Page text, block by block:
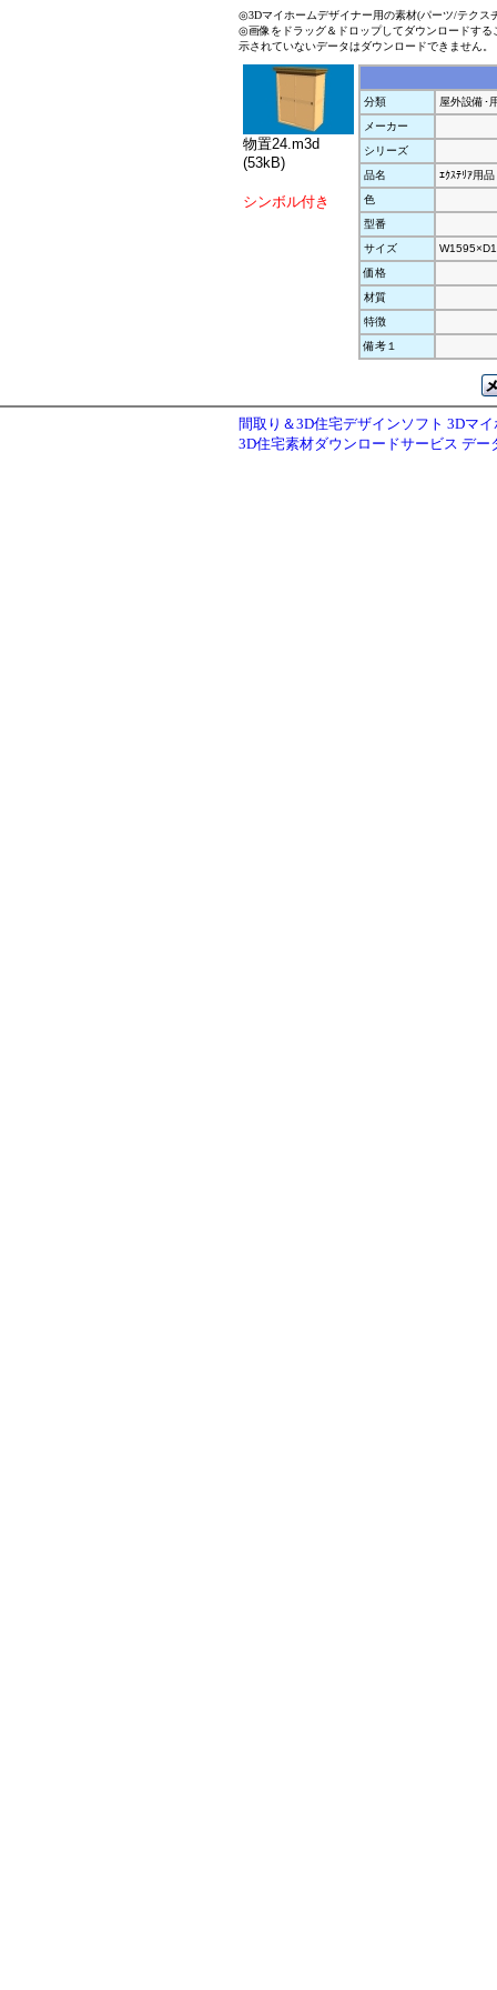
◎3Dマイホームデザイナー用の素材(パーツ/テクス
◎画像をドラッグ＆ドロップしてダウンロードす
示されていないデータはダウンロードできません。
物置24.m3d
(53kB)
シンボル付き
分類
屋外設備･
メーカー
シリーズ
品名
ｴｸｽﾃﾘｱ用品
色
型番
サイズ
価格
材質
特徴
備考１
間取り＆3D住宅デザインソフト 3Dマ
3D住宅素材ダウンロードサービス デー